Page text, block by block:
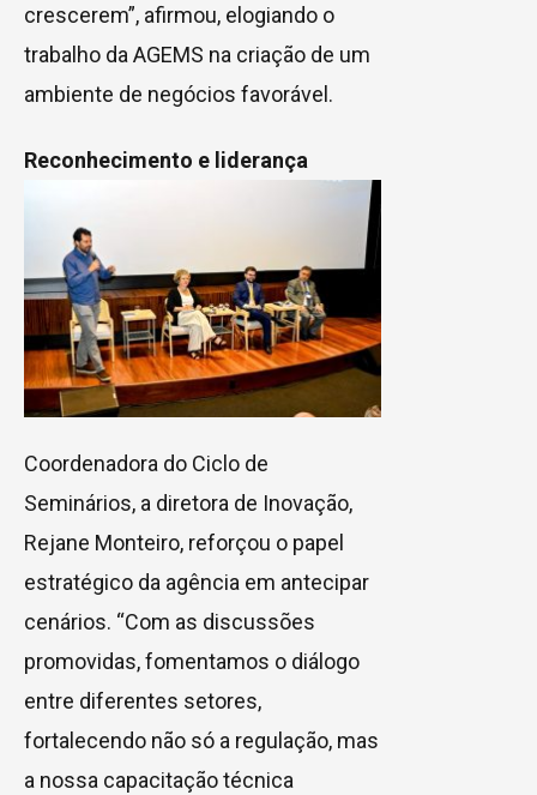
crescerem”, afirmou, elogiando o
trabalho da AGEMS na criação de um
ambiente de negócios favorável.
Reconhecimento e liderança
Coordenadora do Ciclo de
Seminários, a diretora de Inovação,
Rejane Monteiro, reforçou o papel
estratégico da agência em antecipar
cenários. “Com as discussões
promovidas, fomentamos o diálogo
entre diferentes setores,
fortalecendo não só a regulação, mas
a nossa capacitação técnica